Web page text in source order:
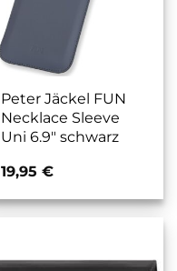
Peter Jäckel FUN
Necklace Sleeve
Uni 6.9″ schwarz
19,95 €